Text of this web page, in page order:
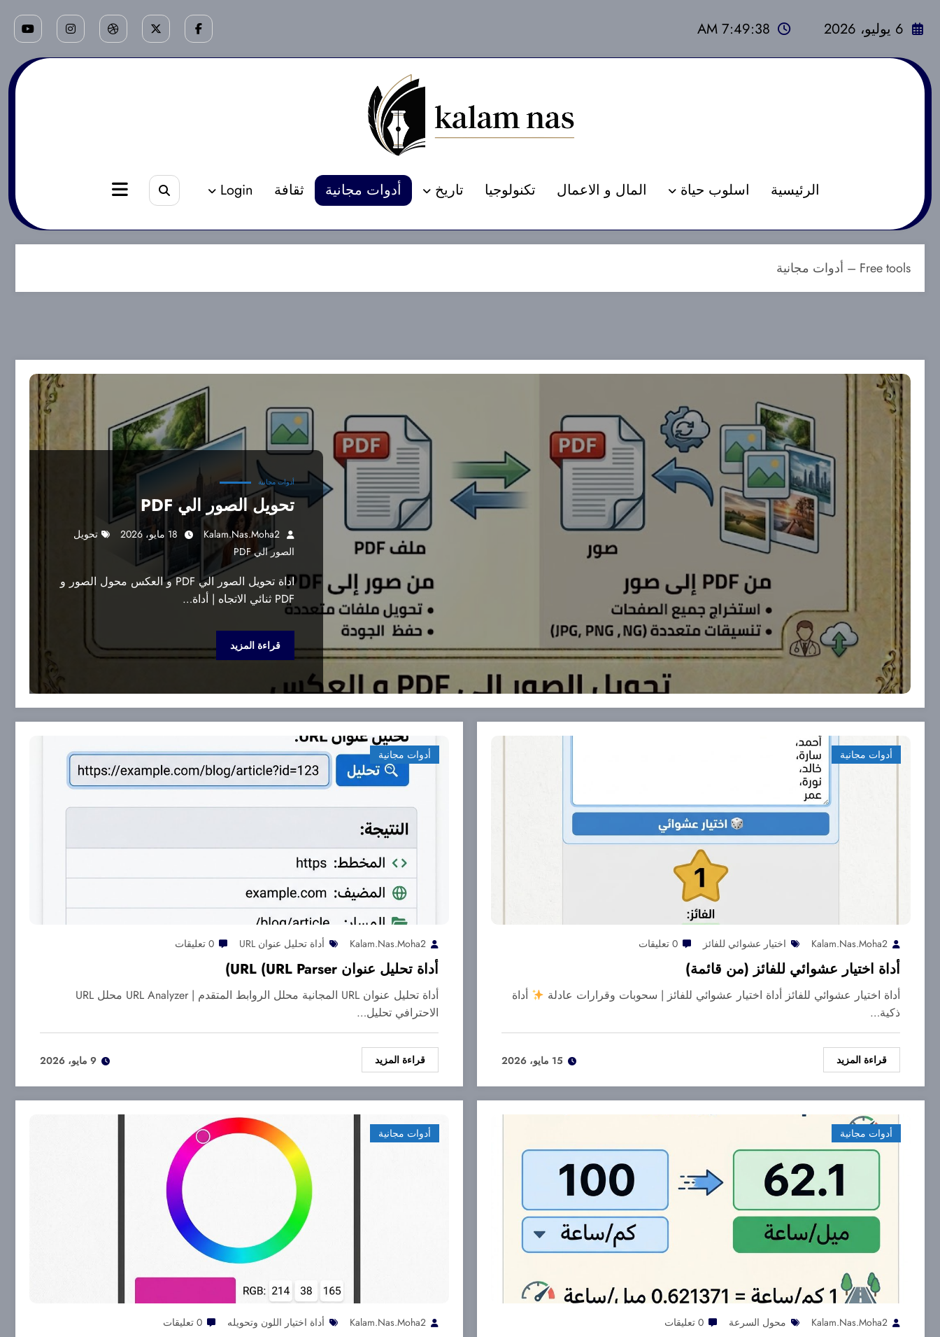
6 يوليو، 2026 7:49:39 AM
الرئيسية اسلوب حياة المال و الاعمال تكنولوجيا تاريخ أدوات مجانية ثقافة Login
Free tools – أدوات مجانية
أدوات مجانية
تحويل الصور الي PDF
Kalam.nas.moha2 18 مايو، 2026
تحويل
الصور الي PDF
اداة تحويل الصور الي PDF و العكس محول الصور و
PDF ثنائي الاتجاه | أداة…
قراءة المزيد
أدوات مجانية
Kalam.nas.moha2 اختيار عشوائي للفائز 0 تعليقات
أداة اختيار عشوائي للفائز (من قائمة)
أداة اختيار عشوائي للفائز أداة اختيار عشوائي للفائز | سحوبات وقرارات عادلة
أداة
ذكية…
قراءة المزيد 15 مايو، 2026
أدوات مجانية
Kalam.nas.moha2 أداة تحليل عنوان URL 0 تعليقات
أداة تحليل عنوان URL (URL Parser)
أداة تحليل عنوان URL المجانية محلل الروابط المتقدم | URL Analyzer محلل URL
الاحترافي تحليل…
قراءة المزيد 9 مايو، 2026
أدوات مجانية
Kalam.nas.moha2 محول السرعة 0 تعليقات
أدوات مجانية
Kalam.nas.moha2 أداة اختيار اللون وتحويله 0 تعليقات